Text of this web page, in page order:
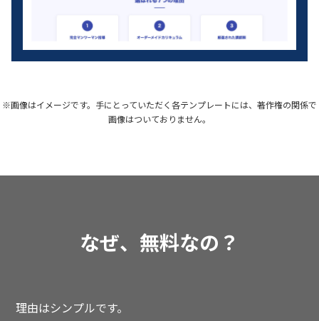
※画像はイメージです。手にとっていただく各テンプレートには、著作権の関係で
画像はついておりません。
なぜ、無料なの？
理由はシンプルです。